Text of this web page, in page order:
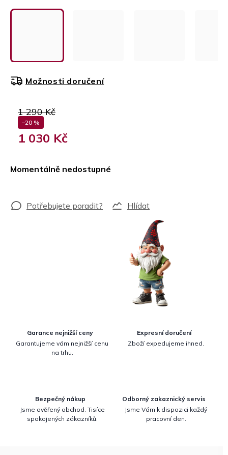
1 290 Kč
–20 %
1 030 Kč
Momentálně nedostupné
Možnosti doručení
Hlídat
Garance nejnižší ceny
Garantujeme vám nejnižší cenu
na trhu.
Expresní doručení
Zboží expedujeme ihned.
Bezpečný nákup
Jsme ověřený obchod. Tisíce
spokojených zákazníků.
Odborný zakaznický servis
Jsme Vám k dispozici každý
pracovní den.